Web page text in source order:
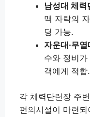
남성대 체력
맥 자락의
딩 가능.
자운대·무
수와 정비
객에게 적합.
각 체력단련장 주
편의시설이 마련